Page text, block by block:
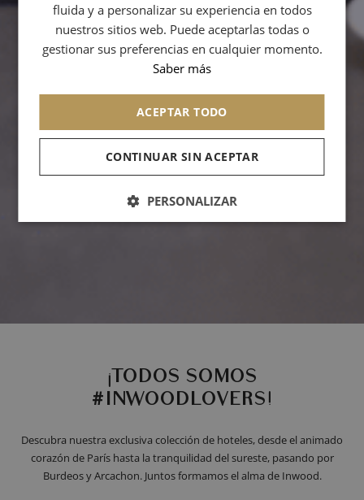
¡TODOS SOMOS
#INWOODLOVERS!
Descubra nuestra exclusiva colección de hoteles, desde el animado
corazón de París hasta la tranquilidad del sureste, pasando por
Burdeos y Arcachon. Juntos formamos el alma de Inwood.
SPANISH
CHINESE (SIMPLIFIED)
fluida y a personalizar su experiencia en todos
nuestros sitios web. Puede aceptarlas todas o
gestionar sus preferencias en cualquier momento.
Saber más
ACEPTAR TODO
CONTINUAR SIN ACEPTAR
PERSONALIZAR